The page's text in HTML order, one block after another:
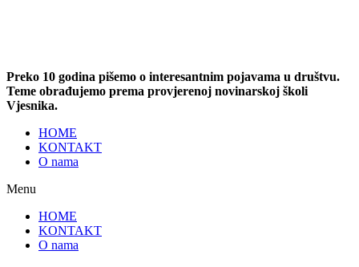
Preko 10 godina pišemo o interesantnim pojavama u društvu.
Teme obrađujemo prema provjerenoj novinarskoj školi
Vjesnika.
HOME
KONTAKT
O nama
Menu
HOME
KONTAKT
O nama